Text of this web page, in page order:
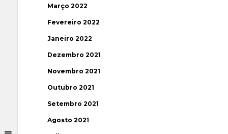
Março 2022
Fevereiro 2022
Janeiro 2022
Dezembro 2021
Novembro 2021
Outubro 2021
Setembro 2021
Agosto 2021